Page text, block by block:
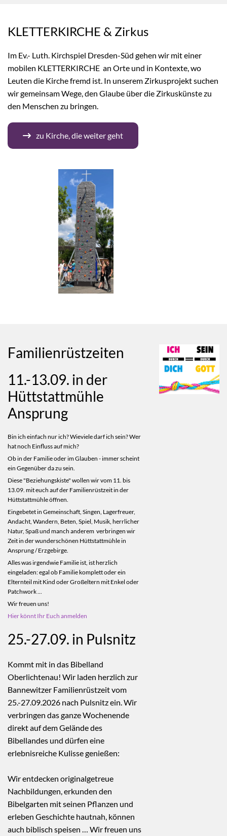
KLETTERKIRCHE & Zirkus
Im Ev.- Luth. Kirchspiel Dresden-Süd gehen wir mit einer
mobilen KLETTERKIRCHE an Orte und in Kontexte, wo
Leuten die Kirche fremd ist. In unserem Zirkusprojekt suchen
wir gemeinsam Wege, den Glaube über die Zirkuskünste zu
den Menschen zu bringen.
zu Kirche, die weiter geht
Familienrüstzeiten
11.-13.09. in der
Hüttstattmühle
Ansprung
Bin ich einfach nur ich? Wieviele darf ich sein? Wer
hat noch Einfluss auf mich?
Ob in der Familie oder im Glauben - immer scheint
ein Gegenüber da zu sein.
Diese "Beziehungskiste" wollen wir vom 11. bis
13.09. mit euch auf der Familienrüstzeit in der
Hüttstattmühle öffnen.
Eingebetet in Gemeinschaft, Singen, Lagerfreuer,
Andacht, Wandern, Beten, Spiel, Musik, herrlicher
Natur, Spaß und manch anderem verbringen wir
Zeit in der wunderschönen Hüttstattmühle in
Ansprung / Erzgebirge.
Alles was irgendwie Familie ist, ist herzlich
eingeladen: egal ob Familie komplett oder ein
Elternteil mit Kind oder Großeltern mit Enkel oder
Patchwork ...
Wir freuen uns!
Hier könnt Ihr Euch anmelden
25.-27.09. in Pulsnitz
Kommt mit in das Bibelland
Oberlichtenau! Wir laden herzlich zur
Bannewitzer Familienrüstzeit vom
25.-27.09.2026 nach Pulsnitz ein. Wir
verbringen das ganze Wochenende
direkt auf dem Gelände des
Bibellandes und dürfen eine
erlebnisreiche Kulisse genießen:
Wir entdecken originalgetreue
Nachbildungen, erkunden den
Bibelgarten mit seinen Pflanzen und
erleben Geschichte hautnah, können
auch biblisch speisen … Wir freuen uns